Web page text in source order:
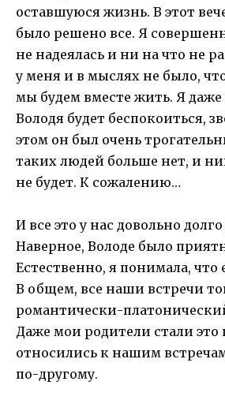
оставшуюся жизнь. В этот
было решено все. Я
не надеялась и ни на что не
у меня и в мыслях не было,
мы будем вместе жить. Я даже
Володя будет беспокоиться,
этом он был очень
таких людей больше нет, и
не будет. К сожалению…
И все это у нас довольно
Наверное, Володе было
Естественно, я понимала, что
В общем, все наши встречи
романтически-
Даже мои родители стали это
относились к нашим
по-другому.